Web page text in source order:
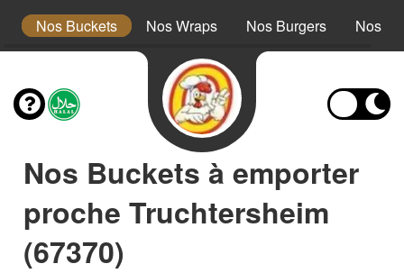
Nos Buckets Nos Wraps Nos Burgers Nos
Nos Buckets à emporter
proche Truchtersheim
(67370)